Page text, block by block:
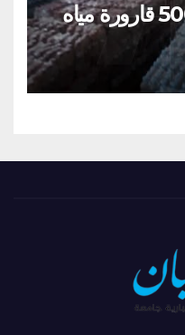
نابل: حجز أكثر من 5000 قارورة مياه